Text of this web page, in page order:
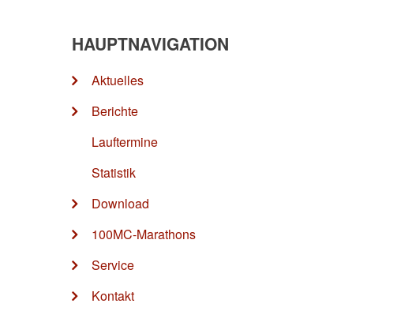
HAUPTNAVIGATION
Aktuelles
Berichte
Lauftermine
Statistik
Download
100MC-Marathons
Service
Kontakt